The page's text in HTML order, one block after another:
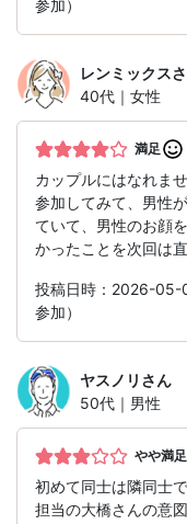
参加）
レンミックス
40代｜女性
満足
カップルにはなれま
参加してみて、男性
ていて、男性のお顔
かったことを次回は
投稿日時：2026-05-
参加）
ヤスノリ さん
50代｜男性
やや満足
初めて同士は隣同士
担当の大橋さんの意